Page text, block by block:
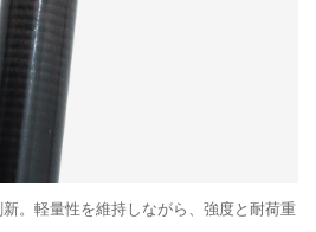
。軽量性を維持しながら、強度と耐荷重